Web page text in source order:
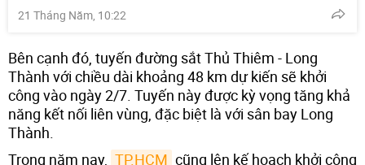
21 Tháng Năm, 10:22
Bên cạnh đó, tuyến đường sắt Thủ Thiêm - Long
Thành với chiều dài khoảng 48 km dự kiến sẽ khởi
công vào ngày 2/7. Tuyến này được kỳ vọng tăng khả
năng kết nối liên vùng, đặc biệt là với sân bay Long
Thành.
Trong năm nay, TP.HCM cũng lên kế hoạch khởi công